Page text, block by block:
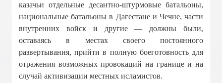
казачьи отдельные десантно-штурмовые батальоны,
национальные батальоны в Дагестане и Чечне, части
внутренних войск и другие — должны были,
оставаясь в местах своего постоянного
развертывания, прийти в полную боеготовность для
отражения возможных провокаций на границе и на
случай активизации местных исламистов.